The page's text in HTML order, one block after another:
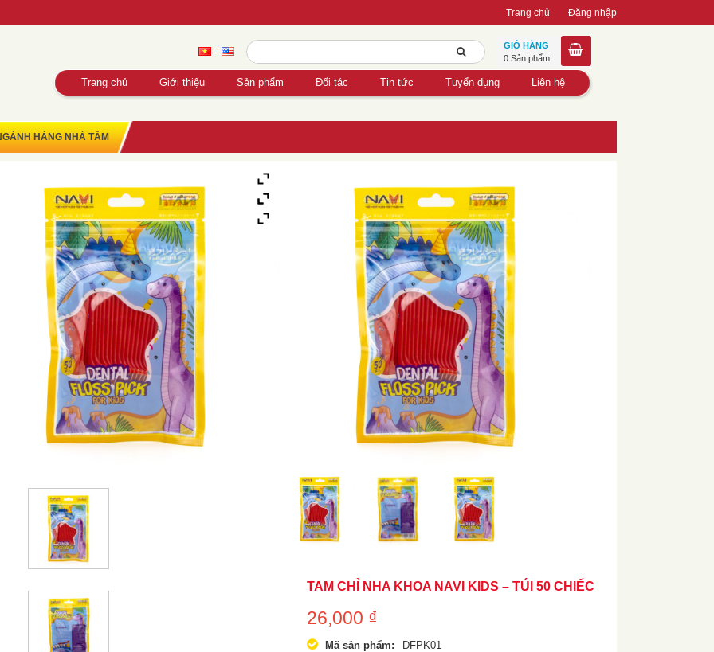
Trang chủ Đăng nhập
GIỎ HÀNG
0 Sản phẩm
Trang chủ Giới thiệu Sản phẩm Đối tác Tin tức Tuyển dụng Liên hệ
HÀNG NHÀ TẮM
TAM CHỈ NHA KHOA NAVI KIDS – TÚI 50 CHIẾC
26,000 ₫
Mã sản phẩm:
DFPK01